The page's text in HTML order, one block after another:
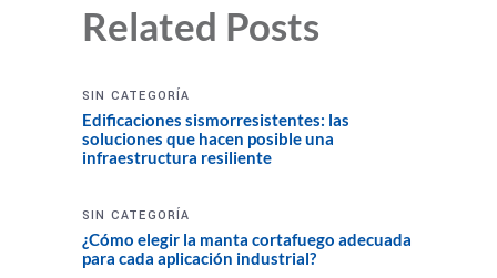
Related Posts
SIN CATEGORÍA
Edificaciones sismorresistentes: las
soluciones que hacen posible una
infraestructura resiliente
SIN CATEGORÍA
¿Cómo elegir la manta cortafuego adecuada
para cada aplicación industrial?